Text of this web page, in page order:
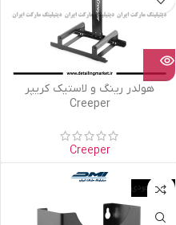
هولدر رینگ و لاستیک کریپر
Creeper
Creeper
اتمام موجودی